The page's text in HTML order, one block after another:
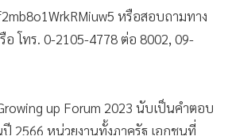
หรือสอบถามทาง
อ โทร. 0-2105-4778 ต่อ 8002, 09-
up Forum 2023 นับเป็นคำตอบ
ปี 2566 หน่วยงานทั้งภาครัฐ เอกชนที่